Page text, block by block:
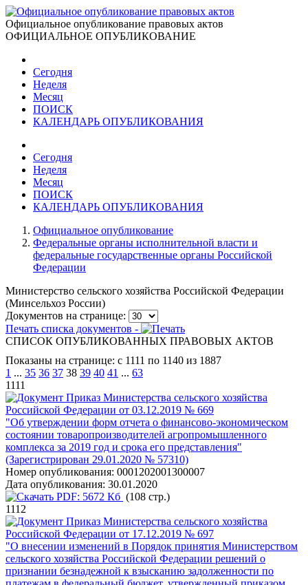
Официальное опубликование правовых актов
ОФИЦИАЛЬНОЕ ОПУБЛИКОВАНИЕ
Сегодня
Неделя
Месяц
ПОИСК
КАЛЕНДАРЬ ОПУБЛИКОВАНИЯ
Сегодня
Неделя
Месяц
ПОИСК
КАЛЕНДАРЬ ОПУБЛИКОВАНИЯ
Официальное опубликование
Федеральные органы исполнительной власти и
федеральные государственные органы Российской
Федерации
Министерство сельского хозяйства Российской Федерации
(Минсельхоз России)
Документов на странице:
Печать списка документов -
СПИСОК ОПУБЛИКОВАННЫХ ПРАВОВЫХ АКТОВ
Показаны на странице: с 1111 по 1140 из 1887
1 ... 35 36 37 38 39 40 41 ... 63
1111
Приказ Министерства сельского хозяйства
Российской Федерации от 03.12.2019 № 669
"Об утверждении форм отчета о финансово-экономическом
состоянии товаропроизводителей агропромышленного
комплекса за 2019 год и срока его представления"
(Зарегистрирован 29.01.2020 № 57310)
Номер опубликования: 0001202001300007
Дата опубликования: 30.01.2020
PDF: 5672 Кб (108 стр.)
1112
Приказ Министерства сельского хозяйства
Российской Федерации от 17.12.2019 № 697
"О внесении изменений в Порядок принятия Министерством
сельского хозяйства Российской Федерации решений о
признании безнадежной к взысканию задолженности по